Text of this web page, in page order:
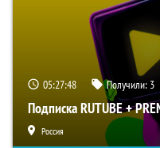
05:27:47 Получили: 3
Подписка RUTUBE +
Россия